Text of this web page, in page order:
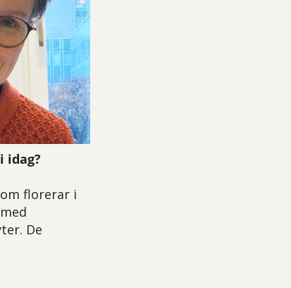
idag?
florerar i
De